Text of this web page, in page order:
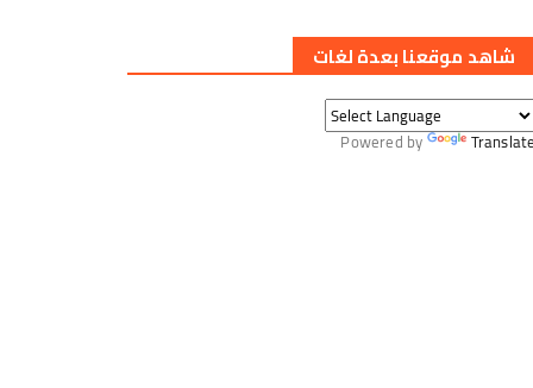
شاهد موقعنا بعدة لغات
Powered by Translate